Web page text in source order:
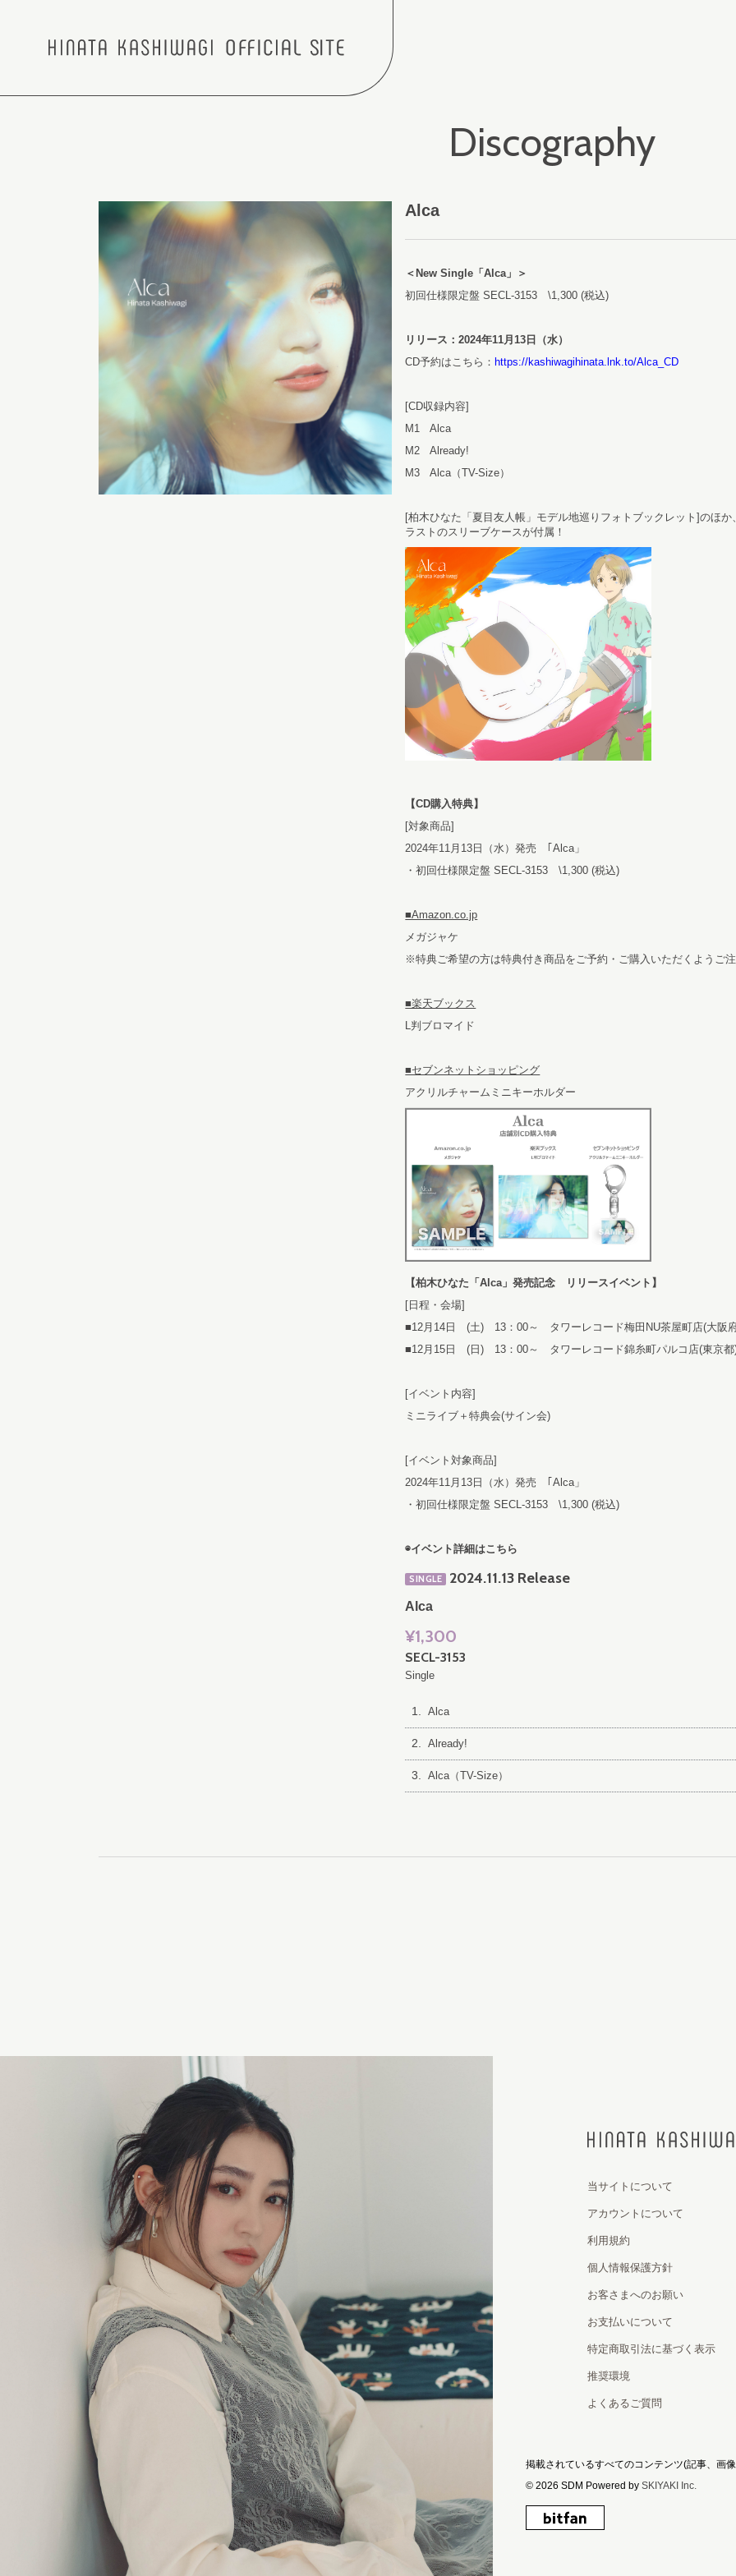
Discography
Alca
＜New Single「Alca」＞
初回仕様限定盤 SECL-3153 \1,300 (税込)
リリース：2024年11月13日（水）
CD予約はこちら： https://kashiwagihinata.lnk.to/Alca_CD
[CD収録内容]
M1 Alca
M2 Already!
M3 Alca（TV-Size）
[柏木ひなた「夏目友人帳」モデル地巡りフォトブックレット]のほ
ラストのスリーブケースが付属！
【CD購入特典】
[対象商品]
2024年11月13日（水）発売 ｢Alca」
・初回仕様限定盤 SECL-3153 \1,300 (税込)
■Amazon.co.jp
メガジャケ
※特典ご希望の方は特典付き商品をご予約・ご購入いただくようご
■楽天ブックス
L判ブロマイド
■セブンネットショッピング
アクリルチャームミニキーホルダー
【柏木ひなた「Alca」発売記念 リリースイベント】
[日程・会場]
■12月14日 (土) 13：00～ タワーレコード梅田NU茶屋町店(大阪
■12月15日 (日) 13：00～ タワーレコード錦糸町パルコ店(東京都
[イベント内容]
ミニライブ＋特典会(サイン会)
[イベント対象商品]
2024年11月13日（水）発売 ｢Alca」
・初回仕様限定盤 SECL-3153 \1,300 (税込)
◉イベント詳細はこちら
SINGLE 2024.11.13 Release
Alca
¥1,300
SECL-3153
Single
1. Alca
2. Already!
3. Alca（TV-Size）
当サイトについて
アカウントについて
利用規約
個人情報保護方針
お客さまへのお願い
お支払いについて
特定商取引法に基づく表示
推奨環境
よくあるご質問
掲載されているすべてのコンテンツ(記事、画
© 2026 SDM Powered by SKIYAKI Inc.